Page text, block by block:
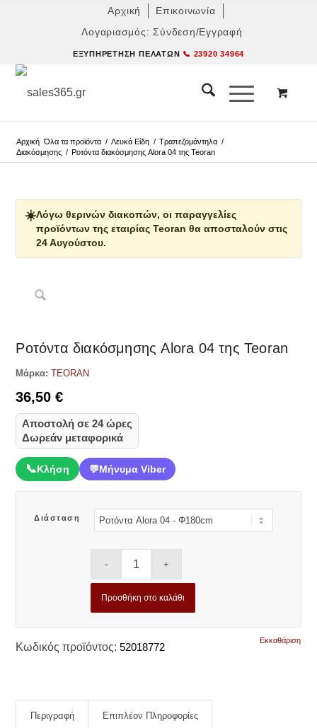
Αρχική
Επικοινωνία
Λογαριασμός: Σύνδεση/Εγγραφή
ΕΞΥΠΗΡΈΤΗΣΗ ΠΕΛΑΤΏΝ 📞 23920 34964
Αρχική Όλα τα προϊόντα / Λευκά Είδη / Τραπεζομάντηλα /
Διακόσμησης / Ροτόντα διακόσμησης Alora 04 της Teoran
☀️Λόγω θερινών διακοπών, οι παραγγελίες
προϊόντων της εταιρίας Teoran θα αποσταλούν στις
24 Αυγούστου.
Ροτόντα διακόσμησης Alora 04 της Teoran
Μάρκα: TEORAN
36,50€
Αποστολή σε 24 ώρες
Δωρεάν μεταφορικά
📞Κλήση 💬Μήνυμα Viber
Διάσταση
Εκκαθάριση
Προσθήκη στο καλάθι
Κωδικός προϊόντος: 52018772
Περιγραφή Επιπλέον Πληροφορίες